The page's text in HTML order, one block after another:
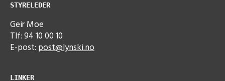
STYRELEDER
Geir Moe
Tlf: 94 10 00 10
E-post: post@lynski.no
LINKER